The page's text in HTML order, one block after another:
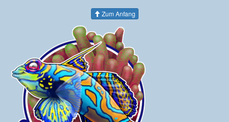
Zum Anfang